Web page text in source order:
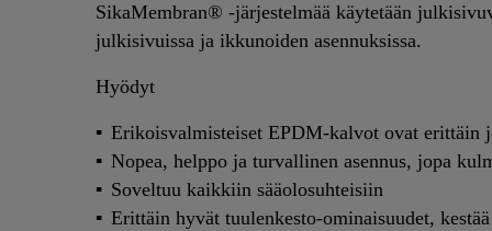
SikaMembran® -järjestelmää käytetään
julkisivuissa ja ikkunoiden asennuksissa.
Hyödyt
Erikoisvalmisteiset EPDM-kalvot ovat erittäin
Nopea, helppo ja turvallinen asennus, jopa
Soveltuu kaikkiin sääolosuhteisiin
Erittäin hyvät tuulenkesto-ominaisuudet,